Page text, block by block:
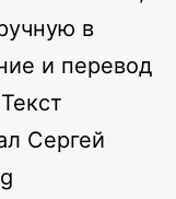
в
и перевод
Сергей